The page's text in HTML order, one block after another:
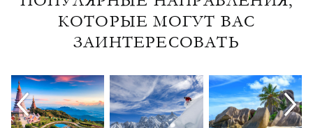
КОТОРЫЕ МОГУТ ВАС
ЗАИНТЕРЕСОВАТЬ